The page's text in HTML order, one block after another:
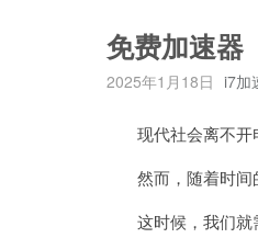
免费加速器
2025年1月18日 i7加
现代社会离不开
然而，随着时间
这时候，我们就